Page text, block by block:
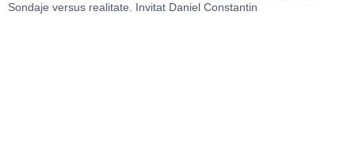
Sondaje versus realitate. Invitat Daniel Constantin